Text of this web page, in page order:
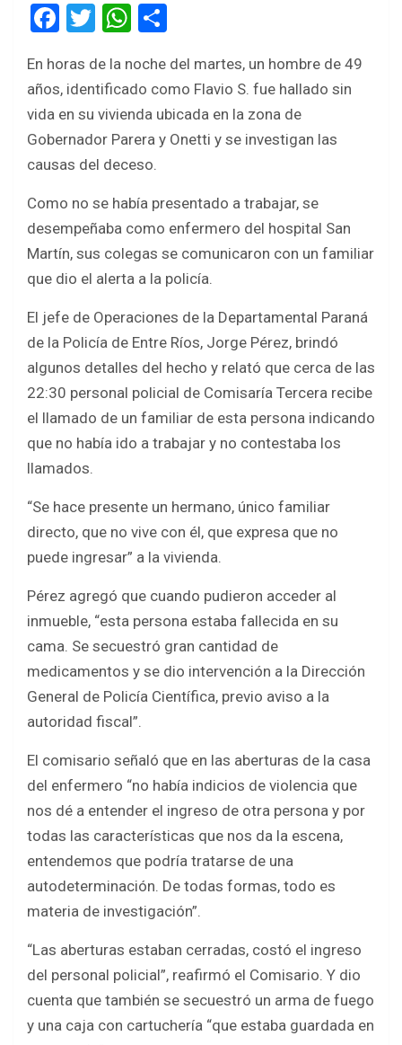
F
ce
b
o
o
T
tt
er
W
at
s
A
p
p
ar
e
En horas de la noche del martes, un hombre de 49
años, identificado como Flavio S. fue hallado sin
vida en su vivienda ubicada en la zona de
Gobernador Parera y Onetti y se investigan las
causas del deceso.
Como no se había presentado a trabajar, se
desempeñaba como enfermero del hospital San
Martín, sus colegas se comunicaron con un familiar
que dio el alerta a la policía.
El jefe de Operaciones de la Departamental Paraná
de la Policía de Entre Ríos, Jorge Pérez, brindó
algunos detalles del hecho y relató que cerca de las
22:30 personal policial de Comisaría Tercera recibe
el llamado de un familiar de esta persona indicando
que no había ido a trabajar y no contestaba los
llamados.
“Se hace presente un hermano, único familiar
directo, que no vive con él, que expresa que no
puede ingresar” a la vivienda.
Pérez agregó que cuando pudieron acceder al
inmueble, “esta persona estaba fallecida en su
cama. Se secuestró gran cantidad de
medicamentos y se dio intervención a la Dirección
General de Policía Científica, previo aviso a la
autoridad fiscal”.
El comisario señaló que en las aberturas de la casa
del enfermero “no había indicios de violencia que
nos dé a entender el ingreso de otra persona y por
todas las características que nos da la escena,
entendemos que podría tratarse de una
autodeterminación. De todas formas, todo es
materia de investigación”.
“Las aberturas estaban cerradas, costó el ingreso
del personal policial”, reafirmó el Comisario. Y dio
cuenta que también se secuestró un arma de fuego
y una caja con cartuchería “que estaba guardada en